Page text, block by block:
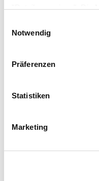
"Details anzeigen". Die
Datenschutzerklärung
Notwendig
Präferenzen
Statistiken
Marketing
Ansprechpartner:
Rennbahnstr. 2
Tel:
0211 542559-111